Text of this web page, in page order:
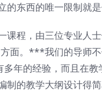
的东西的唯一限制就是
课程，由三位专业人
面。***我们的导师
年的经验，而且在教
制的教学大纲设计得